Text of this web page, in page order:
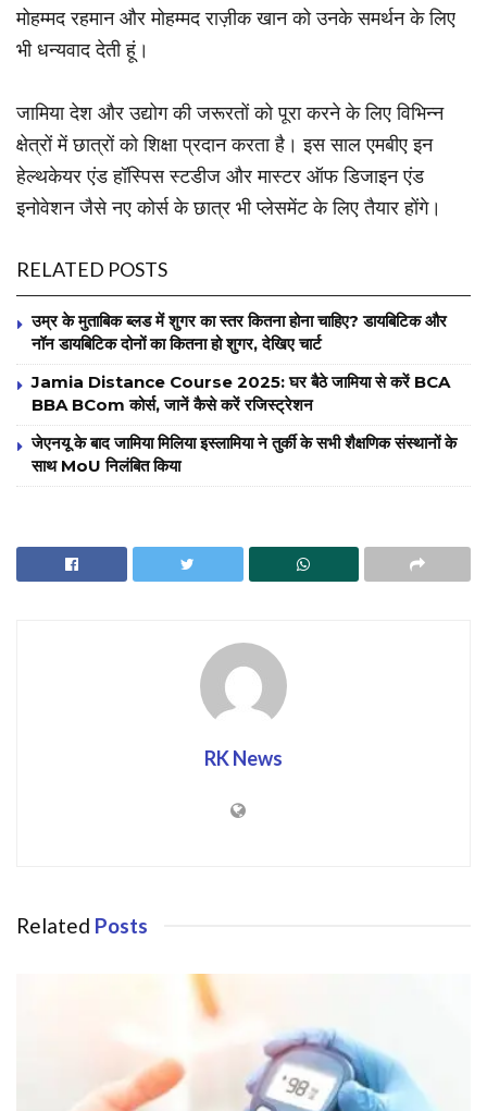
मोहम्मद रहमान और मोहम्मद राज़ीक खान को उनके समर्थन के लिए
भी धन्यवाद देती हूं।
जामिया देश और उद्योग की जरूरतों को पूरा करने के लिए विभिन्न
क्षेत्रों में छात्रों को शिक्षा प्रदान करता है। इस साल एमबीए इन
हेल्थकेयर एंड हॉस्पिस स्टडीज और मास्टर ऑफ डिजाइन एंड
इनोवेशन जैसे नए कोर्स के छात्र भी प्लेसमेंट के लिए तैयार होंगे।
RELATED POSTS
उम्र के मुताबिक ब्लड में शुगर का स्तर कितना होना चाहिए? डायबिटिक और
नॉन डायबिटिक दोनों का कितना हो शुगर, देखिए चार्ट
Jamia Distance Course 2025: घर बैठे जामिया से करें BCA
BBA BCom कोर्स, जानें कैसे करें रजिस्ट्रेशन
जेएनयू के बाद जामिया मिलिया इस्लामिया ने तुर्की के सभी शैक्षणिक संस्थानों के
साथ MoU निलंबित किया
RK News
Related Posts